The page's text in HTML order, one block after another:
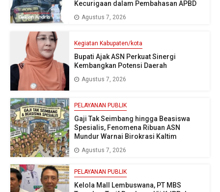
Kecurigaan dalam Pembahasan APBD
Agustus 7, 2026
Kegiatan Kabupaten/kota
Bupati Ajak ASN Perkuat Sinergi
Kembangkan Potensi Daerah
Agustus 7, 2026
PELAYANAN PUBLIK
Gaji Tak Seimbang hingga Beasiswa
Spesialis, Fenomena Ribuan ASN
Mundur Warnai Birokrasi Kaltim
Agustus 7, 2026
PELAYANAN PUBLIK
Kelola Mall Lembuswana, PT MBS